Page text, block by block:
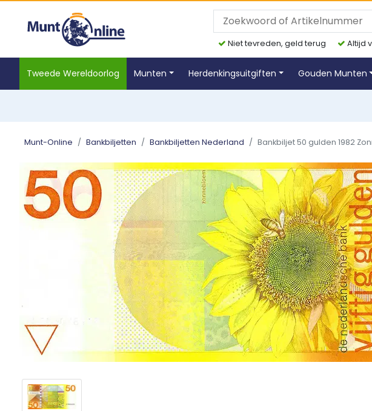
Niet tevreden, geld terug Altijd
Tweede Wereldoorlog Munten Herdenkingsuitgiften Gouden Munten
Munt-Online Bankbiljetten Bankbiljetten Nederland Bankbiljet 50 gulden 1982